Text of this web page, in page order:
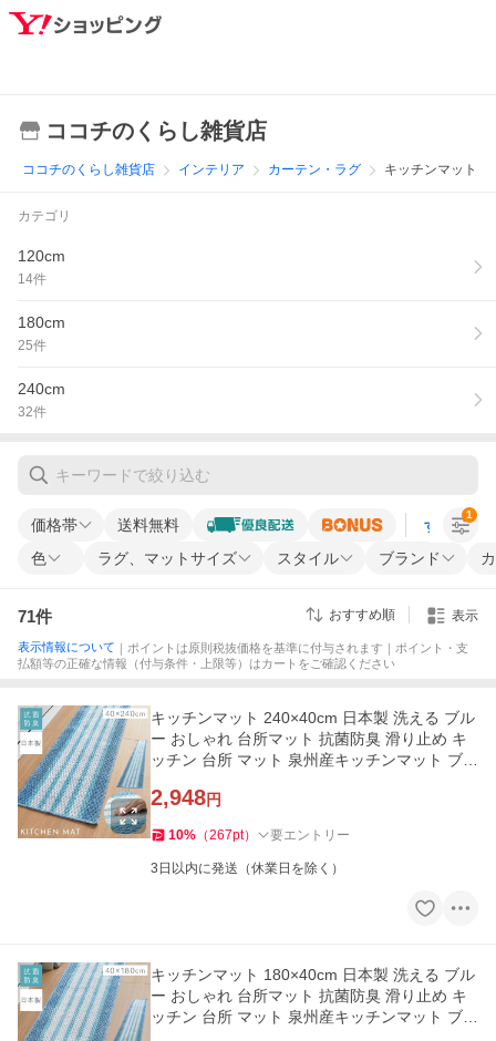
ココチのくらし雑貨店
ココチのくらし雑貨店 インテリア カーテン・ラグ キッチンマット
カテゴリ
120cm
14件
180cm
25件
240cm
32件
価格帯 送料無料 すべての条
色 ラグ、マットサイズ スタイル ブランド
1
71件 おすすめ順 表示
表示情報について ｜ポイントは原則税抜価格を基準に付与されます｜ポイント・支
払額等の正確な情報（付与条件・上限等）はカートをご確認ください
キッチンマット 240×40cm 日本製 洗える ブル
ー おしゃれ 台所マット 抗菌防臭 滑り止め キ
ッチン 台所 マット 泉州産キッチンマット ブル
2,948円
10% （267pt） 要エントリー
3日以内に発送（休業日を除く）
キッチンマット 180×40cm 日本製 洗える ブル
ー おしゃれ 台所マット 抗菌防臭 滑り止め キ
ッチン 台所 マット 泉州産キッチンマット ブル